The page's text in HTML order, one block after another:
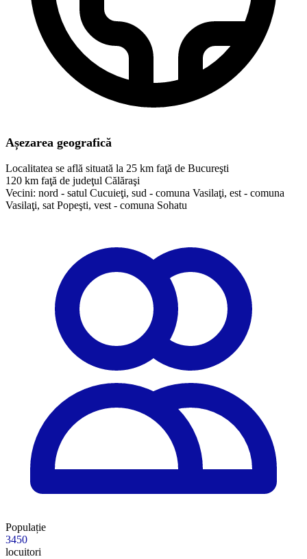
Așezarea geografică
Localitatea se află situată la 25 km faţă de Bucureşti
120 km faţă de judeţul Călăraşi
Vecini: nord - satul Cucuieţi, sud - comuna Vasilaţi, est - comuna
Vasilaţi, sat Popeşti, vest - comuna Sohatu
Populație
3450
locuitori